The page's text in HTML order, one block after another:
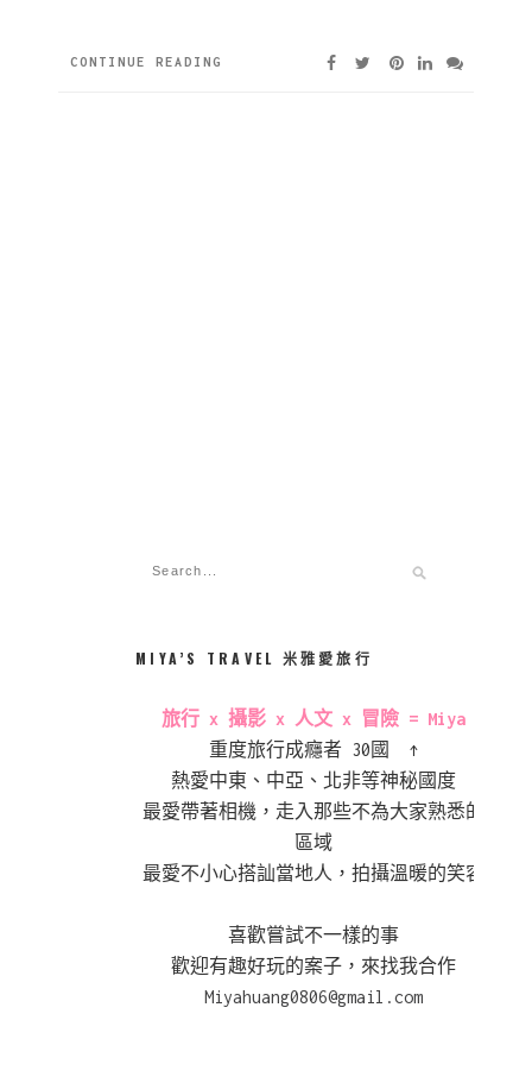
CONTINUE READING
MIYA’S TRAVEL 米雅愛旅行
旅行 x 攝影 x 人文 x 冒險 = Miya
重度旅行成癮者 30國 ↑
熱愛中東、中亞、北非等神秘國度
最愛帶著相機，走入那些不為大家熟悉的
區域
最愛不小心搭訕當地人，拍攝溫暖的笑容
喜歡嘗試不一樣的事
歡迎有趣好玩的案子，來找我合作
Miyahuang0806@gmail.com